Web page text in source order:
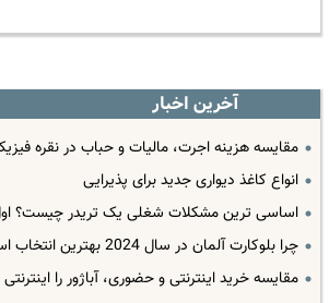
آخرین اخبار
مقایسه هزینه اجرت، مالیات و حباب در نقره
انواع کاغذ دیواری جدید برای پذیرایی
اساسی ترین مشکلات شغلی یک تریدر چیست؟
چرا بلوکارت آلمان در سال 2024 بهترین انتخاب است؟
مقایسه خرید اینترنتی و حضوری، آباژور را